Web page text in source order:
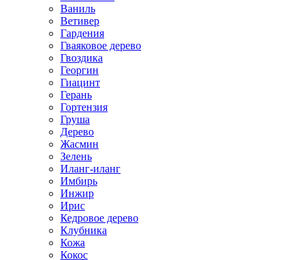
Ваниль
Ветивер
Гардения
Гваяковое дерево
Гвоздика
Георгин
Гиацинт
Герань
Гортензия
Груша
Дерево
Жасмин
Зелень
Иланг-иланг
Имбирь
Инжир
Ирис
Кедровое дерево
Клубника
Кожа
Кокос